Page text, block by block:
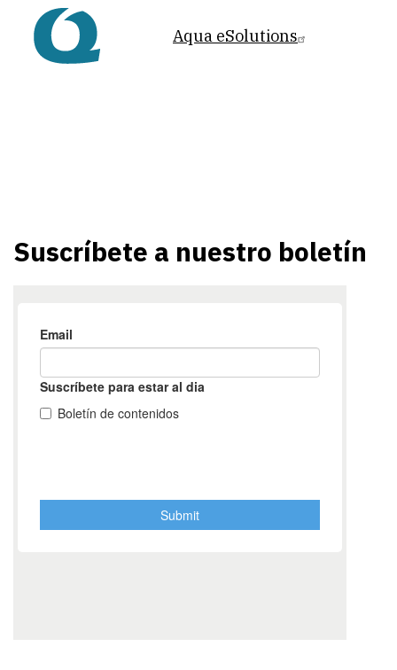
Aqua eSolutions
Suscríbete a nuestro boletín